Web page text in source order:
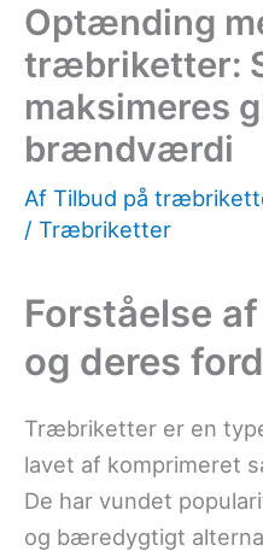
Optænding
træbriketter:
maksimeres
brændværdi
Af Tilbud på
/ Træbriketter
Forståelse
og deres
Træbriketter er en
lavet af komprimeret
De har vundet
og bæredygtigt